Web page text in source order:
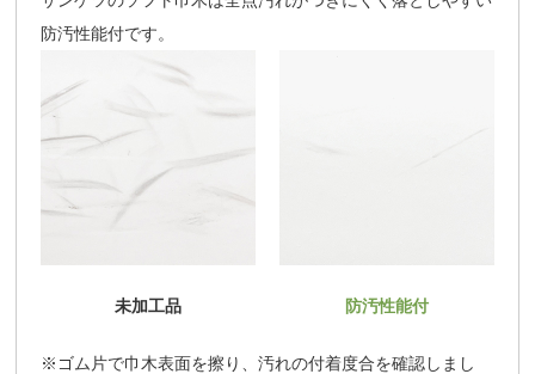
防汚性能付です。
未加工品 防汚性能付
※ゴム片で巾木表面を擦り、汚れの付着度合を確認しまし